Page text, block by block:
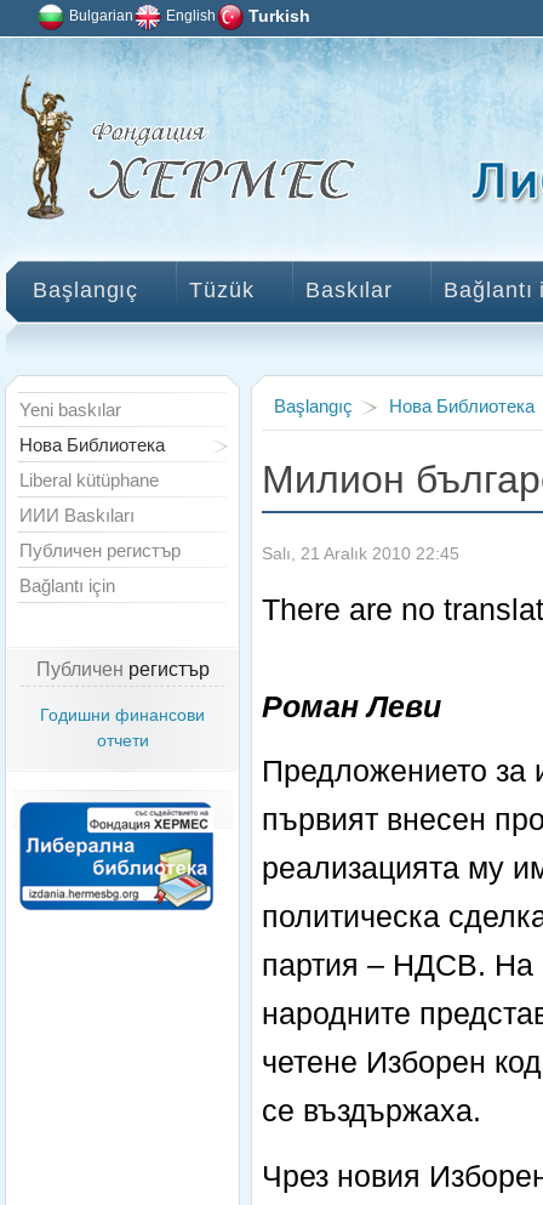
Bulgarian English Turkish
Başlangıç Tüzük Baskılar Bağlantı
Başlangıç Нова Библиотека
Милион
Salı, 21 Aralık 2010 22:45
There are no
Роман Леви
Предложението за
първият внесен
реализацията му
политическа
партия – НДСВ. На
народните
четене Изборен
се въздържаха.
Чрез новия
Yeni baskılar
Нова Библиотека
Liberal kütüphane
ИИИ Baskıları
Публичен регистър
Bağlantı için
Публичен регистър
Годишни финансови
отчети